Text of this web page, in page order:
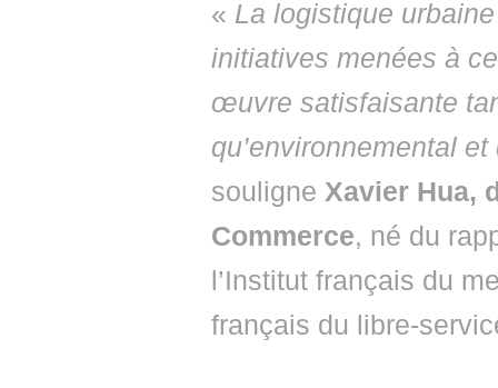
« La logistique
initiatives menées à
œuvre satisfaisante
qu’environnemental
souligne Xavier Hua,
Commerce, né du
l’Institut français du
français du libre-